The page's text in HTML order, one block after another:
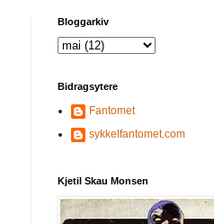
Bloggarkiv
Bidragsytere
Fantomet
sykkelfantomet.com
Kjetil Skau Monsen